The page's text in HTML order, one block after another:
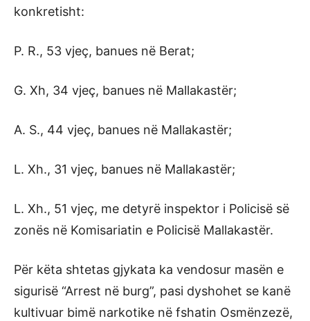
konkretisht:
P. R., 53 vjeç, banues në Berat;
G. Xh, 34 vjeç, banues në Mallakastër;
A. S., 44 vjeç, banues në Mallakastër;
L. Xh., 31 vjeç, banues në Mallakastër;
L. Xh., 51 vjeç, me detyrë inspektor i Policisë së
zonës në Komisariatin e Policisë Mallakastër.
Për këta shtetas gjykata ka vendosur masën e
sigurisë “Arrest në burg”, pasi dyshohet se kanë
kultivuar bimë narkotike në fshatin Osmënzezë,